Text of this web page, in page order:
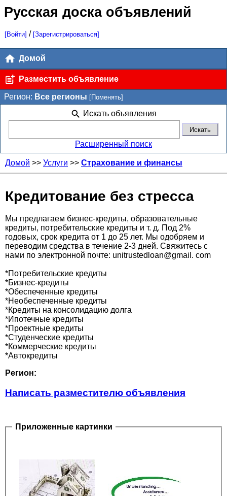
Русская доска объявлений
[Войти] / [Зарегистрироваться]
Домой
Разместить объявление
Регион: Все регионы [Поменять]
Искать объявления
Расширенный поиск
Домой >> Услуги >> Страхование и финансы
Кредитование без стресса
Мы предлагаем бизнес-кредиты, образовательные
кредиты, потребительские кредиты и т. д. Под 2%
годовых, срок кредита от 1 до 25 лет. Мы одобряем и
переводим средства в течение 2-3 дней. Свяжитесь с
нами по электронной почте: unitrustedloan@gmail. com
*Потребительские кредиты
*Бизнес-кредиты
*Обеспеченные кредиты
*Необеспеченные кредиты
*Кредиты на консолидацию долга
*Ипотечные кредиты
*Проектные кредиты
*Студенческие кредиты
*Коммерческие кредиты
*Автокредиты
Регион:
Написать разместителю объявления
Приложенные картинки